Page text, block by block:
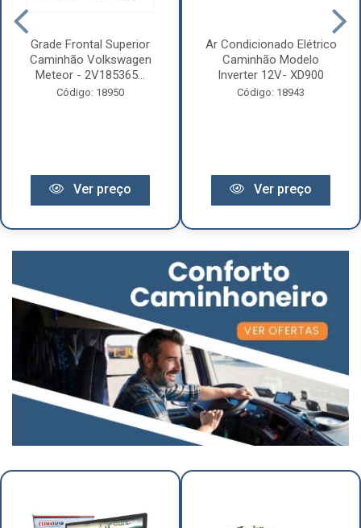
Grade Frontal Superior
Caminhão Volkswagen
Meteor - 2V185365...
Código: 18950
Ver preço
Ar Condicionado Elétrico
Caminhão Modelo
Inverter 12V- XD900
Código: 18943
Ver preço